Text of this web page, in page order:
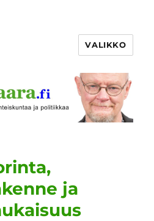
VALIKKO
ja